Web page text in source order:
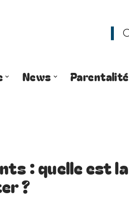
News
Parentalité
: quelle est la
?